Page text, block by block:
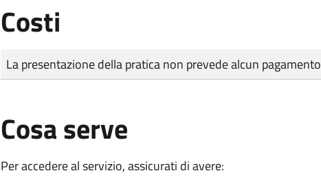
Costi
Tipo di pagamento
Importo
La presentazione della pratica non prevede alcun pagamento
Cosa serve
Per accedere al servizio, assicurati di avere: